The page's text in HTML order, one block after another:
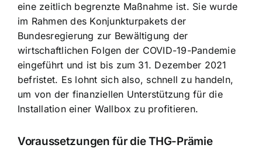
eine zeitlich begrenzte Maßnahme ist. Sie wurde
im Rahmen des Konjunkturpakets der
Bundesregierung zur Bewältigung der
wirtschaftlichen Folgen der COVID-19-Pandemie
eingeführt und ist bis zum 31. Dezember 2021
befristet. Es lohnt sich also, schnell zu handeln,
um von der finanziellen Unterstützung für die
Installation einer Wallbox zu profitieren.
Voraussetzungen für die THG-Prämie